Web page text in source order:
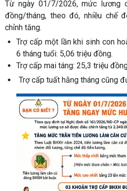
Từ ngày 01/7/2026, mức lương
đồng/tháng, theo đó, nhiều chế
chỉnh tăng.
Trợ cấp một lần khi sinh con
6 tháng tuổi: 5,06 triệu đồng.
Trợ cấp mai táng: 25,3 triệu
Trợ cấp tuất hằng tháng cũng